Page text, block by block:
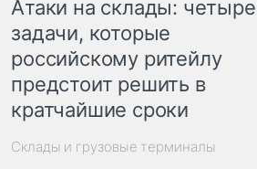
Атаки на склады: четыре
задачи, которые
российскому ритейлу
предстоит решить в
кратчайшие сроки
Склады и грузовые терминалы